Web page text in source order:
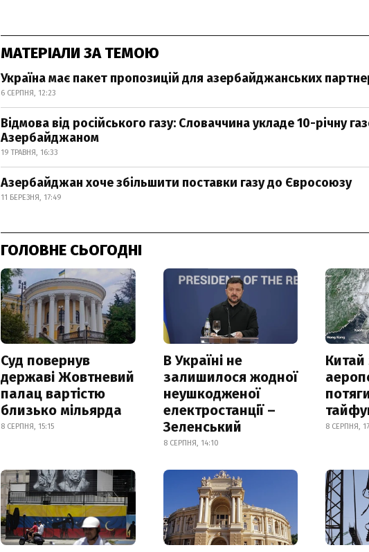
МАТЕРІАЛИ ЗА ТЕМОЮ
Україна має пакет пропозицій для азербайджанських
6 СЕРПНЯ, 12:23
Відмова від російського газу: Словаччина укладе 10-річну
Азербайджаном
19 ТРАВНЯ, 16:33
Азербайджан хоче збільшити поставки газу до Євросоюзу
11 БЕРЕЗНЯ, 17:49
ГОЛОВНЕ СЬОГОДНІ
Суд повернув
державі Жовтневий
палац вартістю
близько мільярда
8 СЕРПНЯ, 15:15
В Україні не
залишилося жодної
неушкодженої
електростанції –
Зеленський
8 СЕРПНЯ, 14:10
Китай
8 СЕРПНЯ,